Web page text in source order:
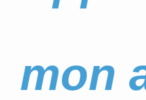
mon